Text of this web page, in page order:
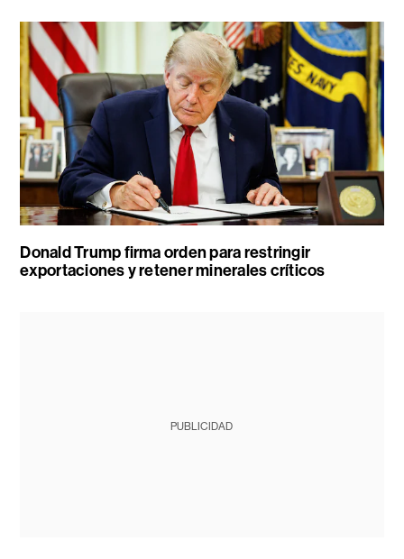
Donald Trump firma orden para restringir
exportaciones y retener minerales críticos
PUBLICIDAD